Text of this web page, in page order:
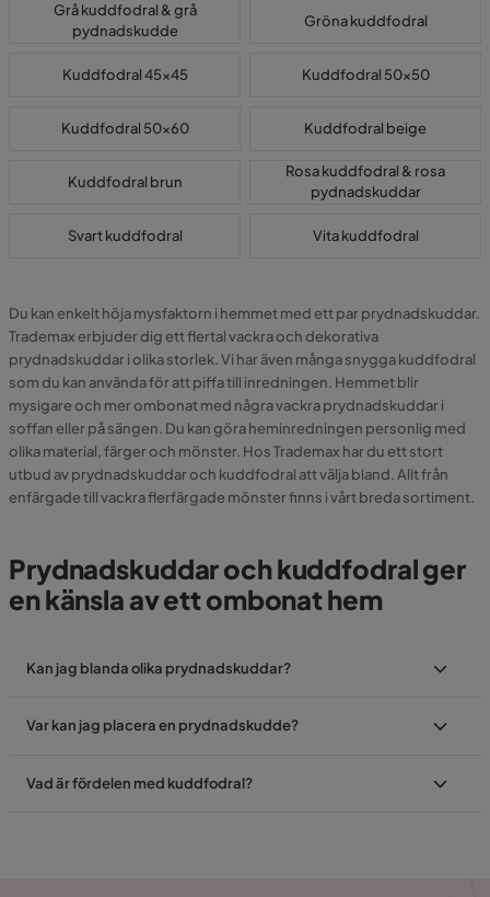
Grå kuddfodral & grå
pydnadskudde
Gröna kuddfodral
Kuddfodral 45x45 Kuddfodral 50x50
Kuddfodral 50x60 Kuddfodral beige
Kuddfodral brun
Rosa kuddfodral & rosa
pydnadskuddar
Svart kuddfodral Vita kuddfodral
Du kan enkelt höja mysfaktorn i hemmet med ett par prydnadskuddar.
Trademax erbjuder dig ett flertal vackra och dekorativa
prydnadskuddar i olika storlek. Vi har även många snygga kuddfodral
som du kan använda för att piffa till inredningen. Hemmet blir
mysigare och mer ombonat med några vackra prydnadskuddar i
soffan eller på sängen. Du kan göra heminredningen personlig med
olika material, färger och mönster. Hos Trademax har du ett stort
utbud av prydnadskuddar och kuddfodral att välja bland. Allt från
enfärgade till vackra flerfärgade mönster finns i vårt breda sortiment.
Prydnadskuddar och kuddfodral ger
en känsla av ett ombonat hem
Kan jag blanda olika prydnadskuddar?
Var kan jag placera en prydnadskudde?
Vad är fördelen med kuddfodral?